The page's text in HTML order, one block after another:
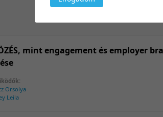
mint engagement és employer
Orsolya
Leila